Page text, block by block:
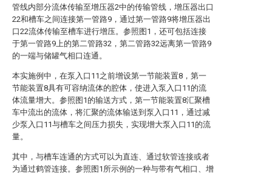
管线内部分流体传输至增压器2中的传输管线，增压器出口
22和槽车之间连接第一管路9，通过第一管路9将增压器出
口22流体传输至槽车进行增压。参照图1，还可包括连接
于第一管路9上的第二管路32，第二管路32远离第一管路9
的一端与储罐气相口连通。
本实施例中，在泵入口11之前增设第一节能装置8，第一
节能装置8具有可容纳流体的腔体，使进入泵入口11的流
体流量增大。参照图1的输送方式，第一节能装置8汇聚槽
车中流出的流体，将汇聚的流体输送到泵入口11，通过减
少泵入口11与槽车之间压力损失，实现增大泵入口11的流
量。
其中，与槽车连通的方式可以为直连、通过软管连接或者
为通过鹤管连接。参照图1所示例的一种与带有气相口、增